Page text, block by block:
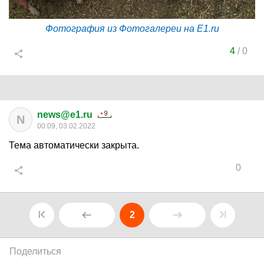
Фотография из Фотогалереи на E1.ru
4/0
N news@e1.ru
00:09, 03.02.2022
Тема автоматически закрыта.
0
2
Поделиться